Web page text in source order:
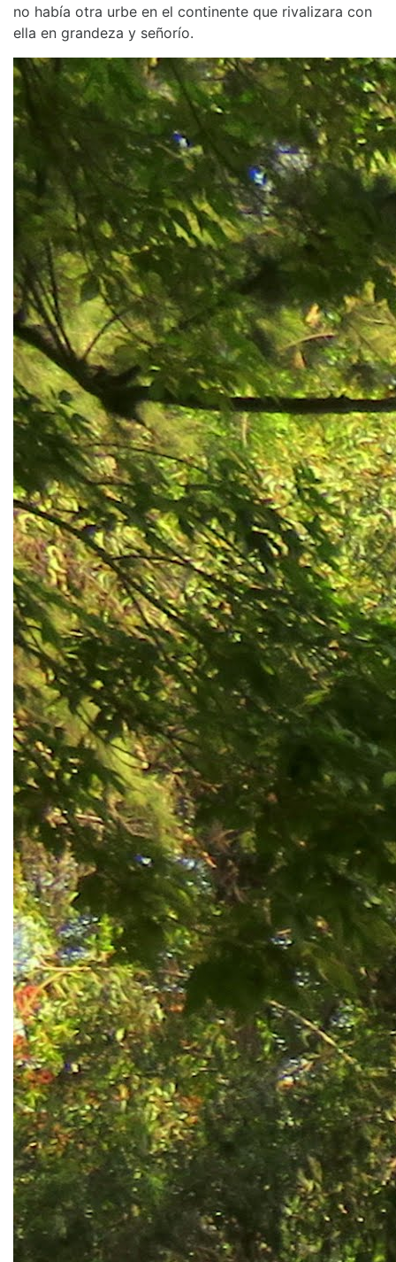
no había otra urbe en el continente que rivalizara con
ella en grandeza y señorío.